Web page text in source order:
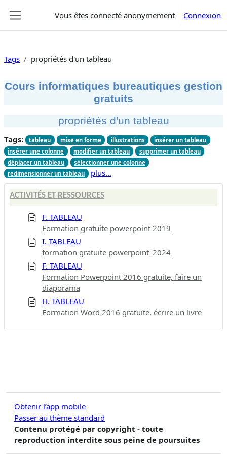
Vous êtes connecté anonymement Connexion
Tags propriétés d'un tableau
Cours informatiques bureautiques gestion
gratuits
propriétés d'un tableau
Tags: tableau mise en forme illustrations
insérer un tableau
insérer une colonne
modifier un tableau
supprimer un tableau
déplacer un tableau
sélectionner une colonne
redimensionner un tableau
plus…
ACTIVITÉS ET RESSOURCES
F. TABLEAU
Formation gratuite powerpoint 2019
I. TABLEAU
formation gratuite powerpoint_2024
F. TABLEAU
Formation Powerpoint 2016 gratuite, faire un
diaporama
H. TABLEAU
Formation Word 2016 gratuite, écrire un livre
Obtenir l’app mobile
Passer au thème standard
Contenu protégé par copyright - toute
reproduction interdite sous peine de poursuites